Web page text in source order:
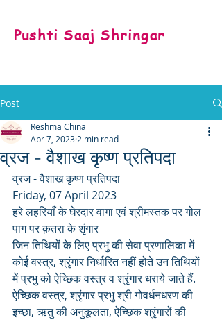
Pushti Saaj Shringar
Post
व्रज - वैशाख कृष्ण प्रतिपदा
Reshma Chinai
Apr 7, 2023 2 min read
व्रज - वैशाख कृष्ण प्रतिपदा
Friday, 07 April 2023
हरे लहरियाँ के घेरदार वागा एवं श्रीमस्तक पर गोल
पाग पर क़तरा के शृंगार
जिन तिथियों के लिए प्रभु की सेवा प्रणालिका में
कोई वस्त्र, श्रृंगार निर्धारित नहीं होते उन तिथियों
में प्रभु को ऐच्छिक वस्त्र व श्रृंगार धराये जाते हैं.
ऐच्छिक वस्त्र, श्रृंगार प्रभु श्री गोवर्धनधरण की
इच्छा, ऋतु की अनुकूलता, ऐच्छिक श्रृंगारों की